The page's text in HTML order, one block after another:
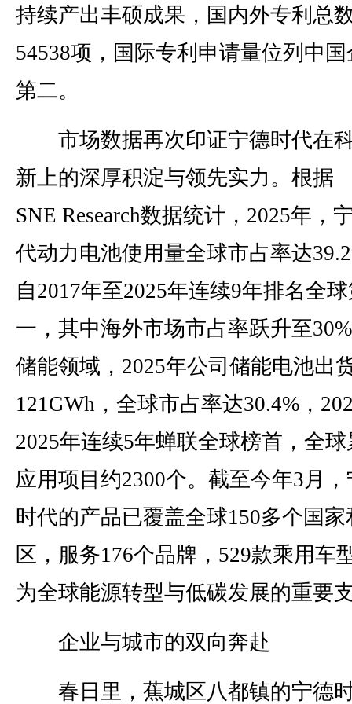
持续产出丰硕成果，国内外专利总
54538项，国际专利申请量位列中
第二。
市场数据再次印证宁德时代在
新上的深厚积淀与领先实力。根据
SNE Research数据统计，2025年，
代动力电池使用量全球市占率达
自2017年至2025年连续9年排名全
一，其中海外市场市占率跃升至
储能领域，2025年公司储能电池出
121GWh，全球市占率达30.4%，
2025年连续5年蝉联全球榜首，全
应用项目约2300个。截至今年3月
时代的产品已覆盖全球150多个国家
区，服务176个品牌，529款乘用车
为全球能源转型与低碳发展的重要
企业与城市的双向奔赴
春日里，蕉城区八都镇的宁德